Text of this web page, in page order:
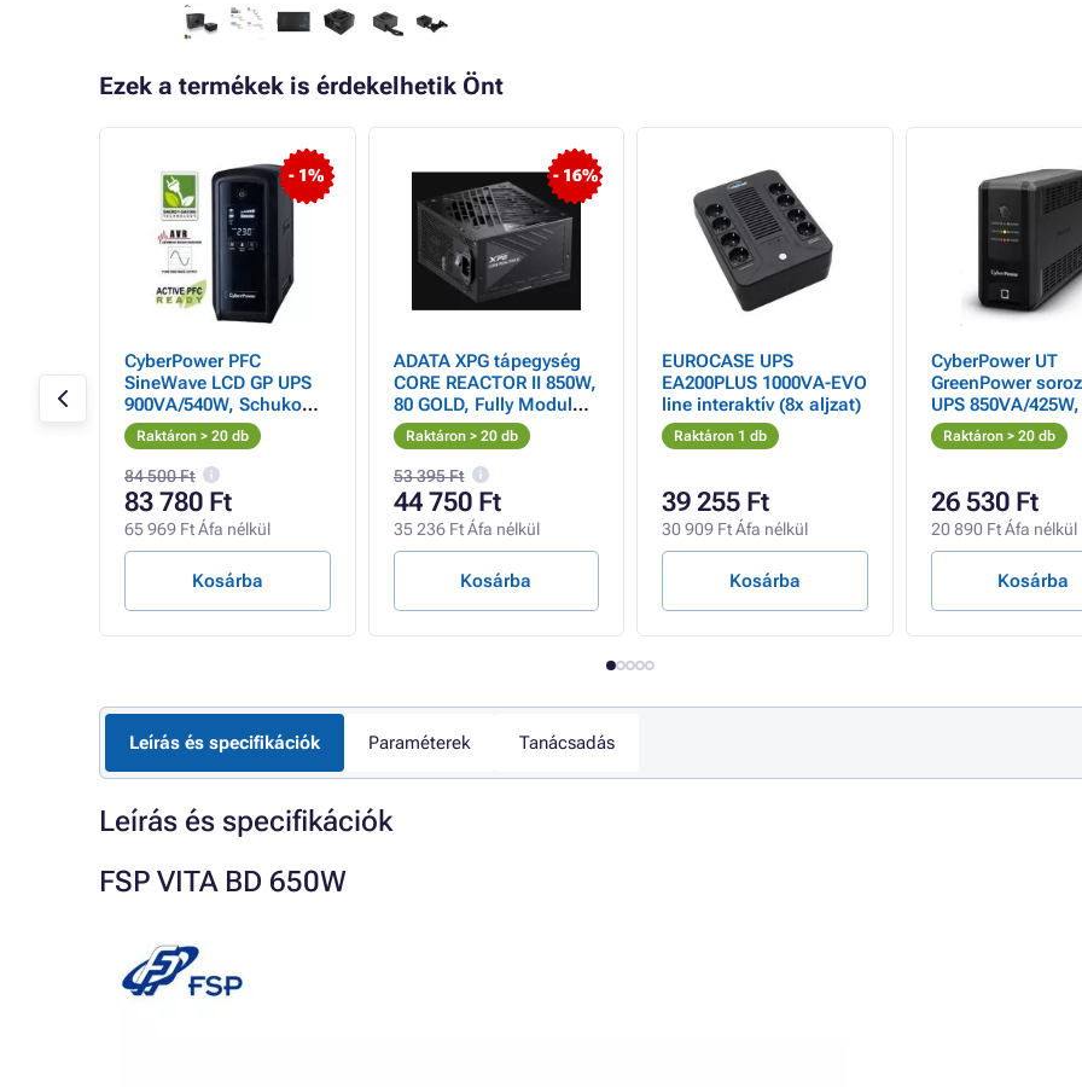
Ezek a termékek is érdekelhetik Önt
- 1%
CyberPower PFC
SineWave LCD GP UPS
900VA/540W, Schuko
aljzatokkal
Raktáron > 20 db
84 500 Ft
83 780 Ft
65 969 Ft Áfa nélkül
Kosárba
- 16%
ADATA XPG tápegység
CORE REACTOR II 850W,
80 GOLD, Fully Modular,
ATX 3.0
Raktáron > 20 db
53 395 Ft
44 750 Ft
35 236 Ft Áfa nélkül
Kosárba
EUROCASE UPS
EA200PLUS 1000VA-EVO
line interaktív (8x aljzat)
Raktáron 1 db
39 255 Ft
30 909 Ft Áfa nélkül
Kosárba
CyberPower UT
GreenPower
UPS 850VA/
aljzatokkal
Raktáron > 20 db
26 530 Ft
20 890 Ft Áfa nélkül
Kosárba
Leírás és specifikációk Paraméterek Tanácsadás
Leírás és specifikációk
FSP VITA BD 650W